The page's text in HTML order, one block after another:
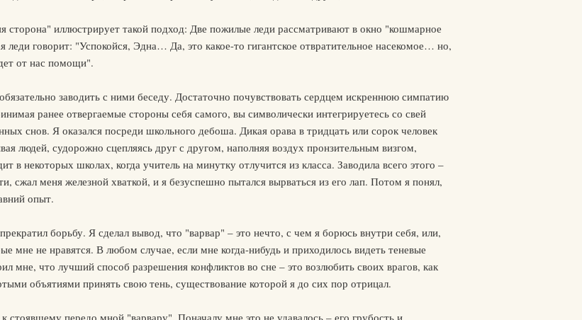
сторона" иллюстрирует такой подход: Две пожилые леди рассматривают в окно "кошмарное
говорит: "Успокойся, Эдна… Да, это какое-то гигантское отвратительное насекомое… но,
от нас помощи".
заводить с ними беседу. Достаточно почувствовать сердцем искреннюю симпатию
ранее отвергаемые стороны себя самого, вы символически интегрируетесь со свей
снов. Я оказался посреди школьного дебоша. Дикая орава в тридцать или сорок человек
людей, судорожно сцепляясь друг с другом, наполняя воздух пронзительным визгом,
в некоторых школах, когда учитель на минутку отлучится из класса. Заводила всего этого –
сжал меня железной хваткой, и я безуспешно пытался вырваться из его лап. Потом я понял,
опыт.
борьбу. Я сделал вывод, что "варвар" – это нечто, с чем я борюсь внутри себя, или,
мне не нравятся. В любом случае, если мне когда-нибудь и приходилось видеть теневые
мне, что лучший способ разрешения конфликтов во сне – это возлюбить своих врагов, как
объятиями принять свою тень, существование которой я до сих пор отрицал.
стоявшему передо мной "варвару". Поначалу мне это не удавалось – его грубость и